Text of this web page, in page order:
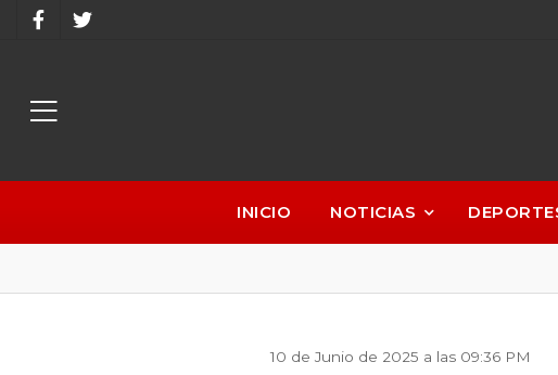
INICIO NOTICIAS
10 de Junio de 2025 a las 09:36 PM